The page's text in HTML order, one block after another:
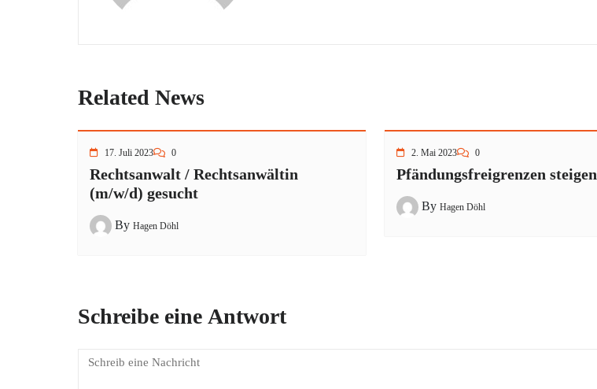
Related News
17. Juli 2023 0
Rechtsanwalt / Rechtsanwältin
(m/w/d) gesucht
By Hagen Döhl
2. Mai 2023 0
Pfändungsfreigrenzen steigen
By Hagen Döhl
Schreibe eine Antwort